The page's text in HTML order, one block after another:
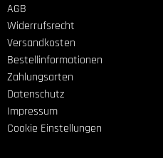
AGB
Widerrufsrecht
Versandkosten
Bestellinformationen
Zahlungsarten
Datenschutz
Impressum
Cookie Einstellungen